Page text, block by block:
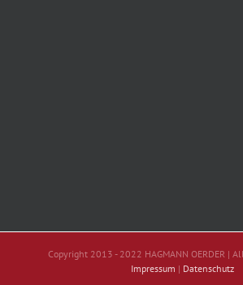
Copyright 2013 - 2022 HAGMANN OERDER |
Impressum | Datenschutz